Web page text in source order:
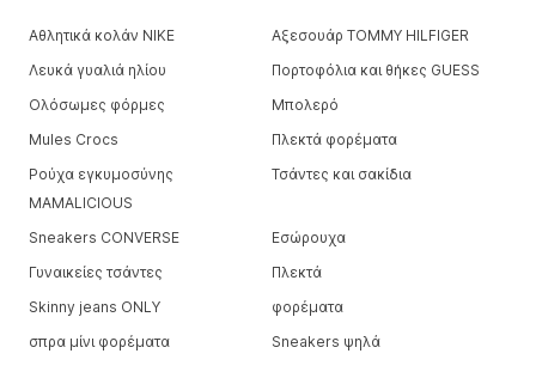
Αθλητικά κολάν NIKE
Αξεσουάρ TOMMY HILFIGER
Λευκά γυαλιά ηλίου
Πορτοφόλια και θήκες GUESS
Ολόσωμες φόρμες
Μπολερό
Mules Crocs
Πλεκτά φορέματα
Ρούχα εγκυμοσύνης
MAMALICIOUS
Τσάντες και σακίδια
Sneakers CONVERSE
Εσώρουχα
Γυναικείες τσάντες
Πλεκτά
Skinny jeans ONLY
φορέματα
σπρα μίνι φορέματα
Sneakers ψηλά